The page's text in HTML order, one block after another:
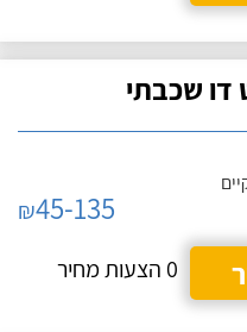
שכבתי
₪45-135
0 הצעות מחיר